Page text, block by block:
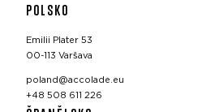
POLSKO
Emilii Plater 53
00-113 Varšava
poland@accolade.eu
+48 508 611 226